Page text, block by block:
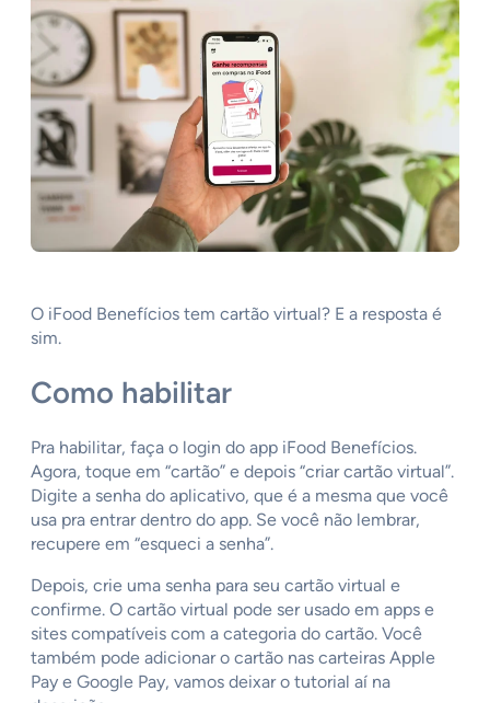
O iFood Benefícios tem cartão virtual? E a resposta é
sim.
Como habilitar
Pra habilitar, faça o login do app iFood Benefícios.
Agora, toque em “cartão” e depois “criar cartão virtual”.
Digite a senha do aplicativo, que é a mesma que você
usa pra entrar dentro do app. Se você não lembrar,
recupere em “esqueci a senha”.
Depois, crie uma senha para seu cartão virtual e
confirme. O cartão virtual pode ser usado em apps e
sites compatíveis com a categoria do cartão. Você
também pode adicionar o cartão nas carteiras Apple
Pay e Google Pay, vamos deixar o tutorial aí na